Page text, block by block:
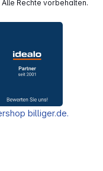
Rechte vorbehalten.